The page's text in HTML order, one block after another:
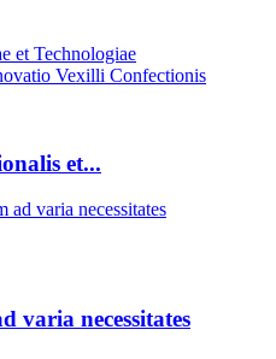
et...
varia necessitates